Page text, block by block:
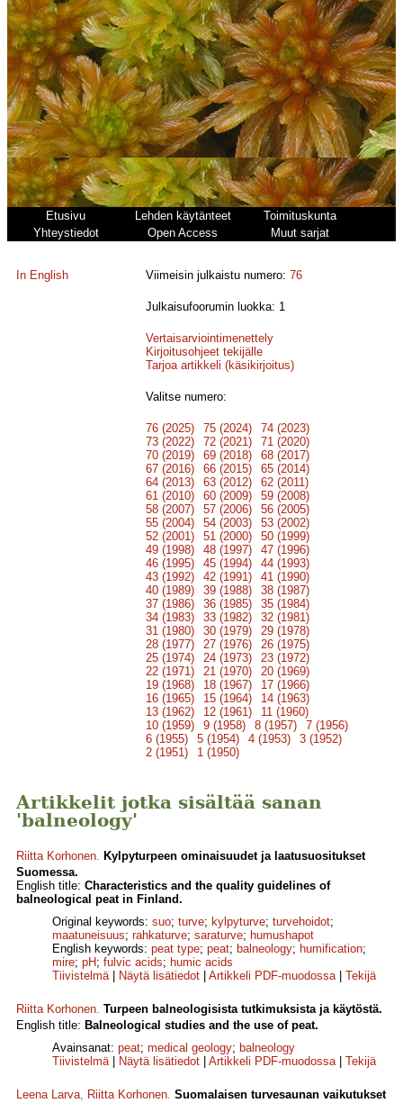
Etusivu Lehden käytänteet
Toimituskunta
Yhteystiedot
Open Access Muut sarjat
In English Viimeisin julkaistu numero:76
Julkaisufoorumin luokka: 1
Vertaisarviointimenettely
Kirjoitusohjeet tekijälle
Tarjoa artikkeli (käsikirjoitus)
Valitse numero:
76 (2025) 75 (2024)
74 (2023)
73 (2022)
72 (2021)
71 (2020)
70 (2019)
69 (2018)
68 (2017)
67 (2016)
66 (2015)
65 (2014)
64 (2013)
63 (2012)
62 (2011)
61 (2010)
60 (2009)
59 (2008)
58 (2007)
57 (2006)
56 (2005)
55 (2004)
54 (2003)
53 (2002)
52 (2001)
51 (2000)
50 (1999)
49 (1998)
48 (1997)
47 (1996)
46 (1995)
45 (1994)
44 (1993)
43 (1992)
42 (1991)
41 (1990)
40 (1989)
39 (1988)
38 (1987)
37 (1986)
36 (1985)
35 (1984)
34 (1983)
33 (1982)
32 (1981)
31 (1980)
30 (1979)
29 (1978)
28 (1977)
27 (1976)
26 (1975)
25 (1974)
24 (1973)
23 (1972)
22 (1971)
21 (1970)
20 (1969)
19 (1968)
18 (1967)
17 (1966)
16 (1965)
15 (1964)
14 (1963)
13 (1962)
12 (1961)
11 (1960)
10 (1959)
9 (1958) 8 (1957)
7 (1956)
6 (1955)
5 (1954) 4 (1953)
3 (1952)
2 (1951)
1 (1950)
Artikkelit jotka sisältää sanan
'balneology'
Riitta Korhonen. Kylpyturpeen ominaisuudet ja laatusuositukset
Suomessa.
English title: Characteristics and the quality guidelines of
balneological peat in Finland.
Original keywords: suo; turve; kylpyturve; turvehoidot;
maatuneisuus; rahkaturve; saraturve; humushapot
English keywords: peat type; peat; balneology; humification;
mire; pH; fulvic acids; humic acids
Tiivistelmä| Näytä lisätiedot Artikkeli PDF-muodossa| Tekijä
Riitta Korhonen. Turpeen balneologisista tutkimuksista ja käytöstä.
English title: Balneological studies and the use of peat.
Avainsanat: peat; medical geology; balneology
Tiivistelmä| Näytä lisätiedot Artikkeli PDF-muodossa| Tekijä
Leena Larva, Riitta Korhonen. Suomalaisen turvesaunan vaikutukset